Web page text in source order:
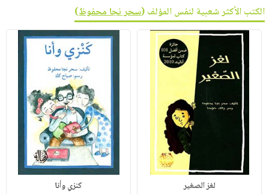
الكتب الأكثر شعبية لنفس المؤلف (سحر نجا محفوظ)
لغز الصغير كنزي وأنا